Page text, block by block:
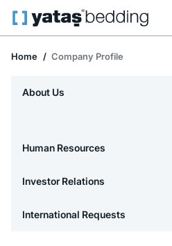
Home Company Profile
About Us
Human Resources
Investor Relations
International Requests